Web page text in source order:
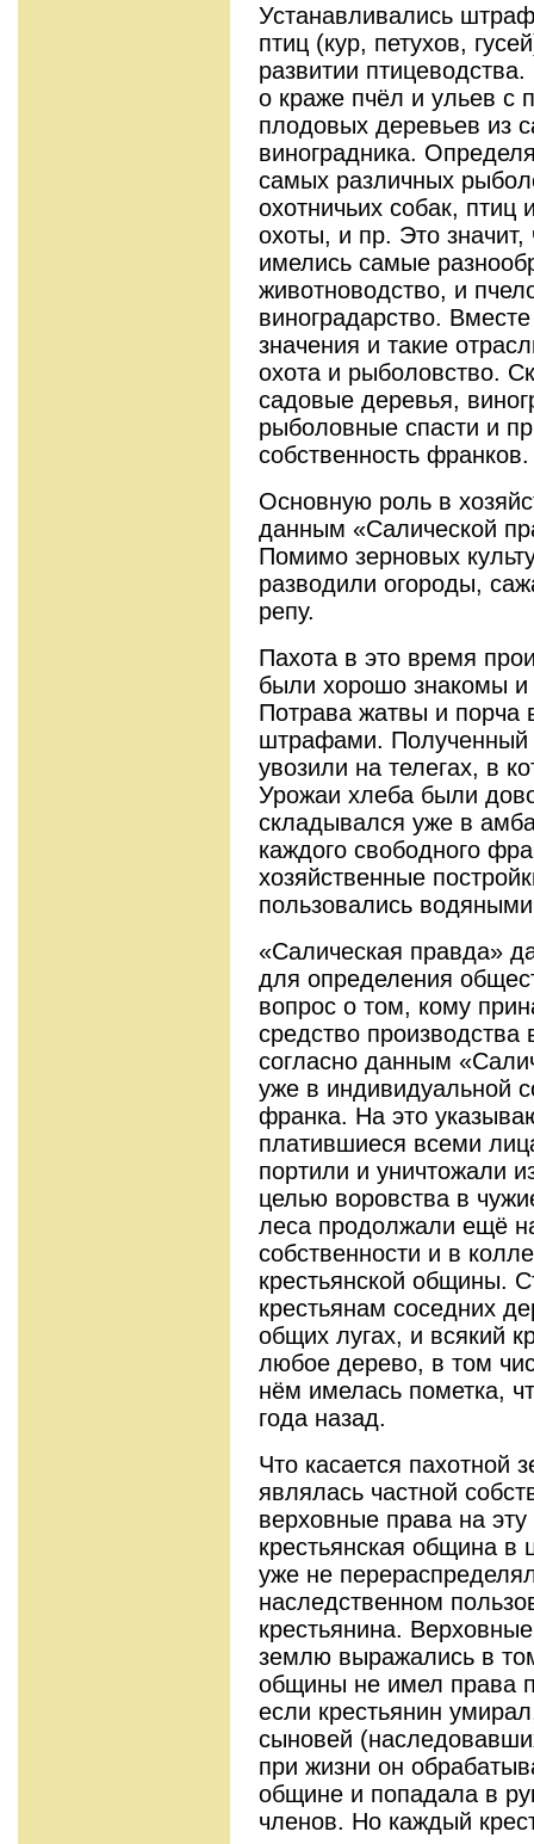
Устанавливались
птиц (кур, петухов,
развитии
о краже пчёл и ульев с
плодовых деревьев из
виноградника.
самых различных
охотничьих собак,
охоты, и пр. Это
имелись самые
животноводство, и
виноградарство.
значения и такие
охота и рыболовство.
садовые деревья,
рыболовные спасти и
собственность франков.
Основную роль в
данным «Салической
Помимо зерновых
разводили огороды,
репу.
Пахота в это время
были хорошо знакомы и
Потрава жатвы и порча
штрафами. Полученный
увозили на телегах, в
Урожаи хлеба были
складывался уже в
каждого свободного
хозяйственные
пользовались
«Салическая правда»
для определения
вопрос о том, кому
средство производства
согласно данным
уже в индивидуальной
франка. На это
платившиеся всеми
портили и уничтожали
целью воровства в
леса продолжали ещё
собственности и в
крестьянской общины.
крестьянам соседних
общих лугах, и всякий
любое дерево, в том
нём имелась пометка,
года назад.
Что касается пахотной
являлась частной
верховные права на
крестьянская община
уже не
наследственном
крестьянина.
землю выражались в
общины не имел права
если крестьянин
сыновей
при жизни он
общине и попадала в
членов. Но каждый